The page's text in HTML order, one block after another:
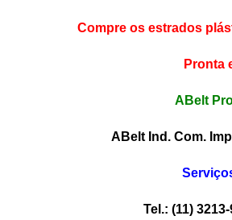
Compre os estrados
Pronta
ABelt
ABelt Ind. Com.
Tel.: (11)